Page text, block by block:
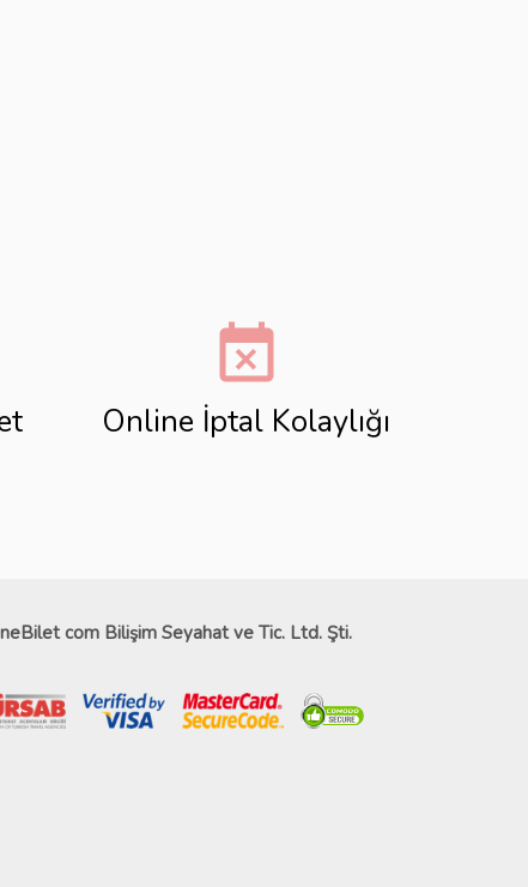
event_busy
Online İptal Kolaylığı
com Bilişim Seyahat ve Tic. Ltd. Şti.